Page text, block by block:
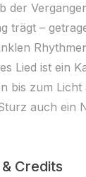
der
trägt –
Lied ist ein
bis zum
auch ein
Credits